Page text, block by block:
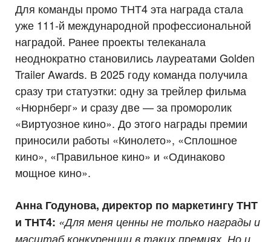
Для команды промо ТНТ4 эта награда стала
уже 111-й международной профессиональной
наградой. Ранее проекты телеканала
неоднократно становились лауреатами Golden
Trailer Awards. В 2025 году команда получила
сразу три статуэтки: одну за трейлер фильма
«Нюрнберг» и сразу две — за проморолик
«Виртуозное кино». До этого награды премии
приносили работы «Кинолето», «Сплошное
кино», «Правильное кино» и «Одинаково
мощное кино».
Анна Годунова, директор по маркетингу ТНТ
и ТНТ4: «Для меня ценны не только награды и
масштаб конкуренции в таких премиях. Но и